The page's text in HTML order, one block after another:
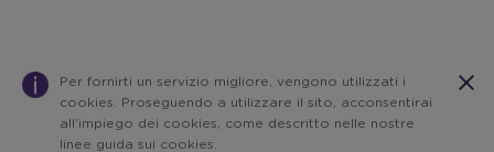
Per fornirti un servizio migliore, vengono utilizzati i
cookies. Proseguendo a utilizzare il sito, acconsentirai
all’impiego dei cookies, come descritto nelle nostre
linee guida sui cookies.